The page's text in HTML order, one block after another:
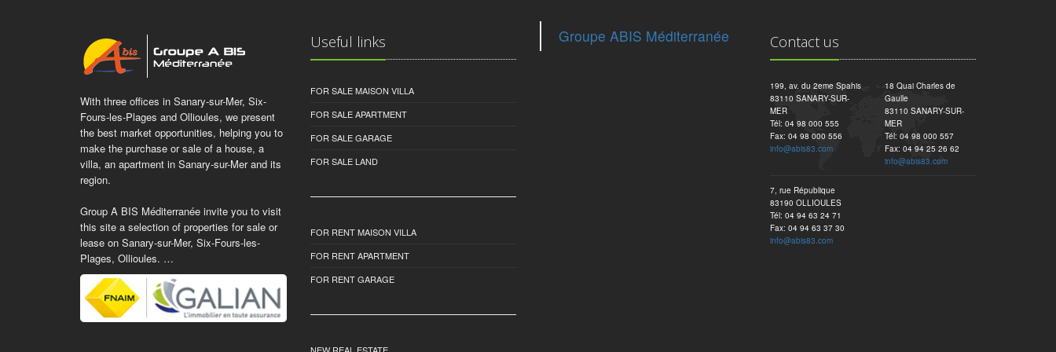
With three offices in Sanary-sur-Mer, Six-
Fours-les-Plages and Ollioules, we present
the best market opportunities, helping you to
make the purchase or sale of a house, a
villa, an apartment in Sanary-sur-Mer and its
region.
Group A BIS Méditerranée invite you to visit
this site a selection of properties for sale or
lease on Sanary-sur-Mer, Six-Fours-les-
Plages, Ollioules. …
Useful links
FOR SALE MAISON VILLA
FOR SALE APARTMENT
FOR SALE GARAGE
FOR SALE LAND
FOR RENT MAISON VILLA
FOR RENT APARTMENT
FOR RENT GARAGE
Groupe ABIS Méditerranée Contact us
199, av. du 2eme Spahis
83110 SANARY-SUR-
MER
Tél: 04 98 000 555
Fax: 04 98 000 556
info@abis83.com
18 Quai Charles de
Gaulle
83110 SANARY-SUR-
MER
Tél: 04 98 000 557
Fax: 04 94 25 26 62
info@abis83.com
7, rue République
83190 OLLIOULES
Tél: 04 94 63 24 71
Fax: 04 94 63 37 30
info@abis83.com